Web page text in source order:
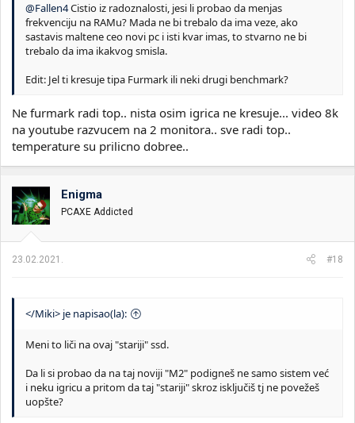
@Fallen4Cistio iz radoznalosti, jesi li probao da menjas
frekvenciju na RAMu? Mada ne bi trebalo da ima veze, ako
sastavis maltene ceo novi pc i isti kvar imas, to stvarno ne bi
trebalo da ima ikakvog smisla.
Edit: Jel ti kresuje tipa Furmark ili neki drugi benchmark?
Ne furmark radi top.. nista osim igrica ne kresuje... video 8k
na youtube razvucem na 2 monitora.. sve radi top..
temperature su prilicno dobree..
Enigma
PCAXE Addicted
23.02.2021. #18
</Miki> je napisao(la):
Meni to liči na ovaj "stariji" ssd.
Da li si probao da na taj noviji "M2" podigneš ne samo sistem već
i neku igricu a pritom da taj "stariji" skroz isključiš tj ne povežeš
uopšte?